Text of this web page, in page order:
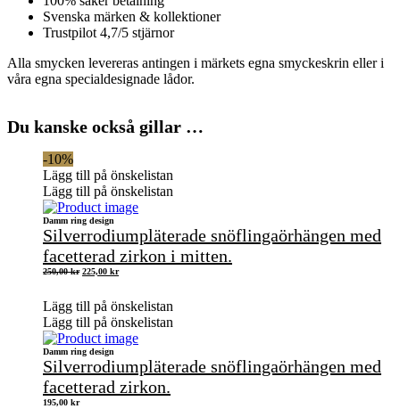
Svenska märken & kollektioner
Trustpilot 4,7/5 stjärnor
Alla smycken levereras antingen i märkets egna smyckeskrin eller i
våra egna specialdesignade lådor.
Du kanske också gillar …
-10%
Lägg till på önskelistan
Lägg till på önskelistan
Damm ring design
Silverrodiumpläterade snöflingaörhängen med
facetterad zirkon i mitten.
250,00kr Det
var:
250,00 kr.
225,00 krDet
225,00 kr.
Lägg till på önskelistan
Lägg till på önskelistan
Damm ring design
Silverrodiumpläterade snöflingaörhängen med
facetterad zirkon.
195,00 kr